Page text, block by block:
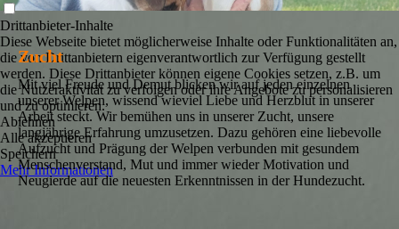
Zucht
Mit viel Freude und Demut blicken wir auf jeden einzelnen
unserer Welpen, wissend wieviel Liebe und Herzblut in unserer
Arbeit steckt. Wir bemühen uns in unserer Zucht, unsere
langjährige Erfahrung umzusetzen. Dazu gehören eine liebevolle
Aufzucht und Prägung der Welpen verbunden mit gesundem
Menschenverstand, Mut und immer wieder Motivation und
Neugierde auf die neuesten Erkenntnissen in der Hundezucht.
Drittanbieter-Inhalte
Diese Webseite bietet möglicherweise Inhalte oder Funktionalitäten an,
die von Drittanbietern eigenverantwortlich zur Verfügung gestellt
werden. Diese Drittanbieter können eigene Cookies setzen, z.B. um
die Nutzeraktivität zu verfolgen oder ihre Angebote zu personalisieren
und zu optimieren.
Ablehnen
Alle akzeptieren
Speichern
Mehr Informationen